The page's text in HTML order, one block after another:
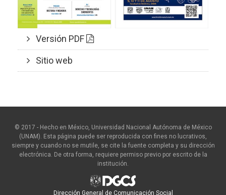
Versión PDF
Sitio web
© 2017 - Hecho en México, Universidad Nacional Autónoma de México
(UNAM). Esta página puede ser reproducida con fines no lucrativos,
siempre y cuando no se mutile, se cite la fuente completa y su dirección
electrónica. De otra forma, requiere permiso previo por escrito de la
institución.
Dirección General de Comunicación Social